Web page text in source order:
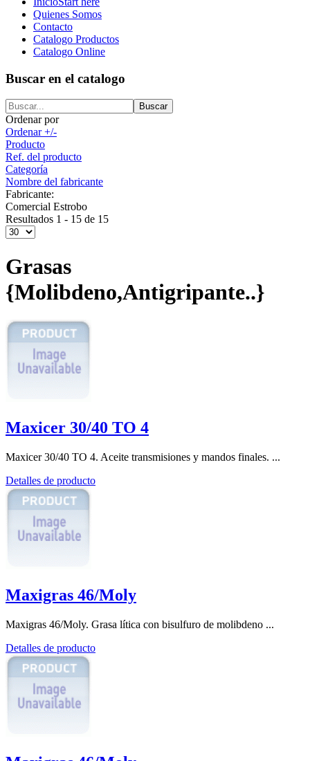
Quienes Somos
Contacto
Catalogo Productos
Catalogo Online
Buscar en el catalogo
Ordenar por
Ordenar +/-
Producto
Ref. del producto
Categoría
Nombre del fabricante
Fabricante:
Comercial Estrobo
Resultados 1 - 15 de 15
Grasas
{Molibdeno,Antigripante..}
Maxicer 30/40 TO 4
Maxicer 30/40 TO 4. Aceite transmisiones y mandos finales. ...
Detalles de producto
Maxigras 46/Moly
Maxigras 46/Moly. Grasa lítica con bisulfuro de molibdeno ...
Detalles de producto